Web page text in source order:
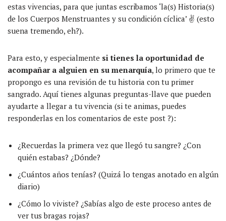
estas vivencias, para que juntas escribamos ‘la(s) Historia(s)
de los Cuerpos Menstruantes y su condición cíclica’ ✌️ (esto
suena tremendo, eh?).
Para esto, y especialmente si tienes la oportunidad de
acompañar a alguien en su menarquía, lo primero que te
propongo es una revisión de tu historia con tu primer
sangrado. Aquí tienes algunas preguntas-llave que pueden
ayudarte a llegar a tu vivencia (si te animas, puedes
responderlas en los comentarios de este post ?):
¿Recuerdas la primera vez que llegó tu sangre? ¿Con
quién estabas? ¿Dónde?
¿Cuántos años tenías? (Quizá lo tengas anotado en algún
diario)
¿Cómo lo viviste? ¿Sabías algo de este proceso antes de
ver tus bragas rojas?